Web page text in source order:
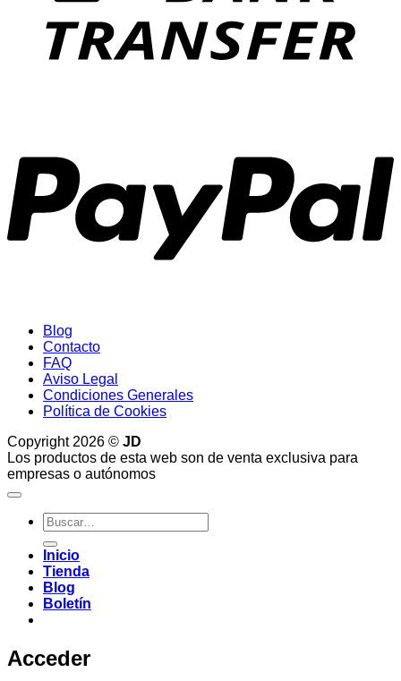
Blog
Contacto
FAQ
Aviso Legal
Condiciones Generales
Política de Cookies
Copyright 2026 © JD
Los productos de esta web son de venta exclusiva para
empresas o autónomos
Buscar
por:
Inicio
Tienda
Blog
Boletín
Acceder